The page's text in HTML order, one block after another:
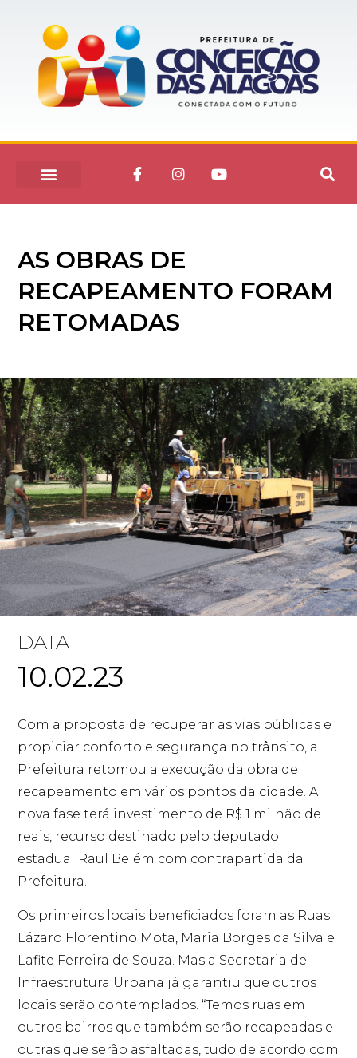
AS OBRAS DE
RECAPEAMENTO FORAM
RETOMADAS
DATA
10.02.23
Com a proposta de recuperar as vias públicas e
propiciar conforto e segurança no trânsito, a
Prefeitura retomou a execução da obra de
recapeamento em vários pontos da cidade. A
nova fase terá investimento de R$ 1 milhão de
reais, recurso destinado pelo deputado
estadual Raul Belém com contrapartida da
Prefeitura.
Os primeiros locais beneficiados foram as Ruas
Lázaro Florentino Mota, Maria Borges da Silva e
Lafite Ferreira de Souza. Mas a Secretaria de
Infraestrutura Urbana já garantiu que outros
locais serão contemplados. “Temos ruas em
outros bairros que também serão recapeadas e
outras que serão asfaltadas, tudo de acordo com